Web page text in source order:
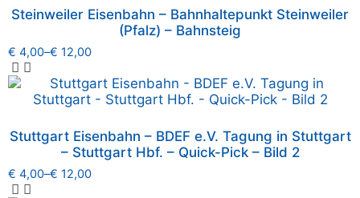
Steinweiler Eisenbahn – Bahnhaltepunkt Steinweiler
(Pfalz) – Bahnsteig
€ 4,00–€ 12,00
Stuttgart Eisenbahn – BDEF e.V. Tagung in Stuttgart
– Stuttgart Hbf. – Quick-Pick – Bild 2
€ 4,00–€ 12,00